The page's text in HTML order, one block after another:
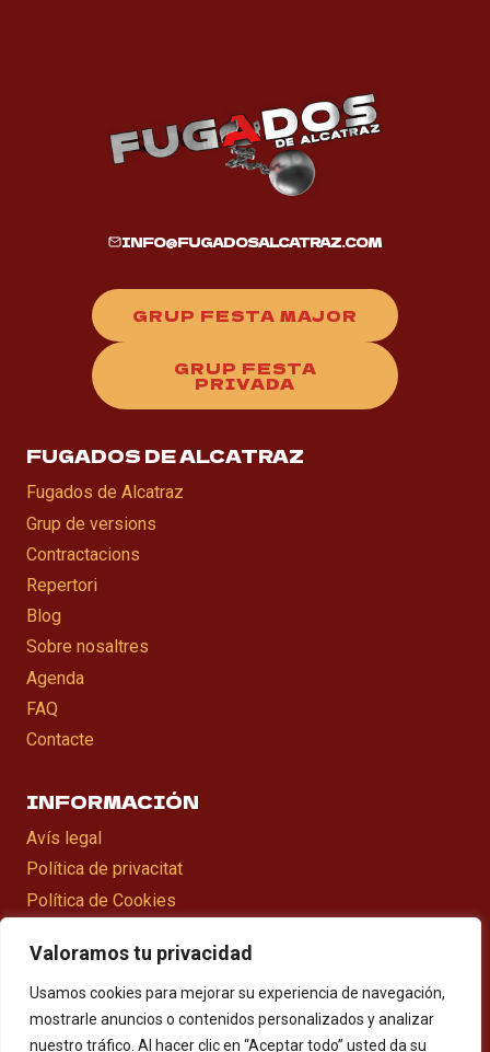
Valoramos tu privacidad
Usamos cookies para mejorar su experiencia de navegación,
mostrarle anuncios o contenidos personalizados y analizar
nuestro tráfico. Al hacer clic en “Aceptar todo” usted da su
INFO@FUGADOSALCATRAZ.COM
GRUP FESTA MAJOR
GRUP FESTA
PRIVADA
FUGADOS DE ALCATRAZ
Fugados de Alcatraz
Grup de versions
Contractacions
Repertori
Blog
Sobre nosaltres
Agenda
FAQ
Contacte
INFORMACIÓN
Avís legal
Política de privacitat
Política de Cookies
Mapa web